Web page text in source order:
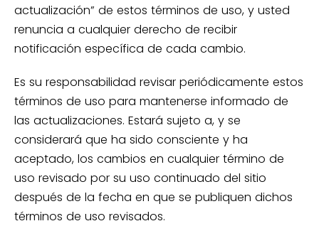
actualización” de estos términos de uso, y usted
renuncia a cualquier derecho de recibir
notificación específica de cada cambio.
Es su responsabilidad revisar periódicamente estos
términos de uso para mantenerse informado de
las actualizaciones. Estará sujeto a, y se
considerará que ha sido consciente y ha
aceptado, los cambios en cualquier término de
uso revisado por su uso continuado del sitio
después de la fecha en que se publiquen dichos
términos de uso revisados.